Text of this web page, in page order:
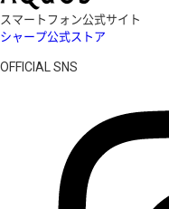
スマートフォン公式サイト
シャープ公式ストア
OFFICIAL SNS